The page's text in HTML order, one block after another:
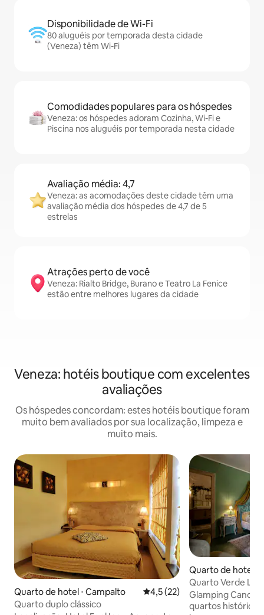
Disponibilidade de Wi-Fi
80 aluguéis por temporada desta cidade
(Veneza) têm Wi-Fi
Comodidades populares para os hóspedes
Veneza: os hóspedes adoram Cozinha, Wi-Fi e
Piscina nos aluguéis por temporada nesta cidade
Avaliação média: 4,7
Veneza: as acomodações deste cidade têm uma
avaliação média dos hóspedes de 4,7 de 5
estrelas
Atrações perto de você
Veneza: Rialto Bridge, Burano e Teatro La Fenice
estão entre melhores lugares da cidade
Veneza: hotéis boutique com excelentes
avaliações
Os hóspedes concordam: estes hotéis boutique foram
muito bem avaliados por sua localização, limpeza e
muito mais.
Quarto de hotel ⋅ Campalto 4,5 de uma avaliação média
4,5 (22)
Quarto duplo clássico
Quarto de hotel ⋅
Quarto Verde
Canonici
Glamping
quartos históricos